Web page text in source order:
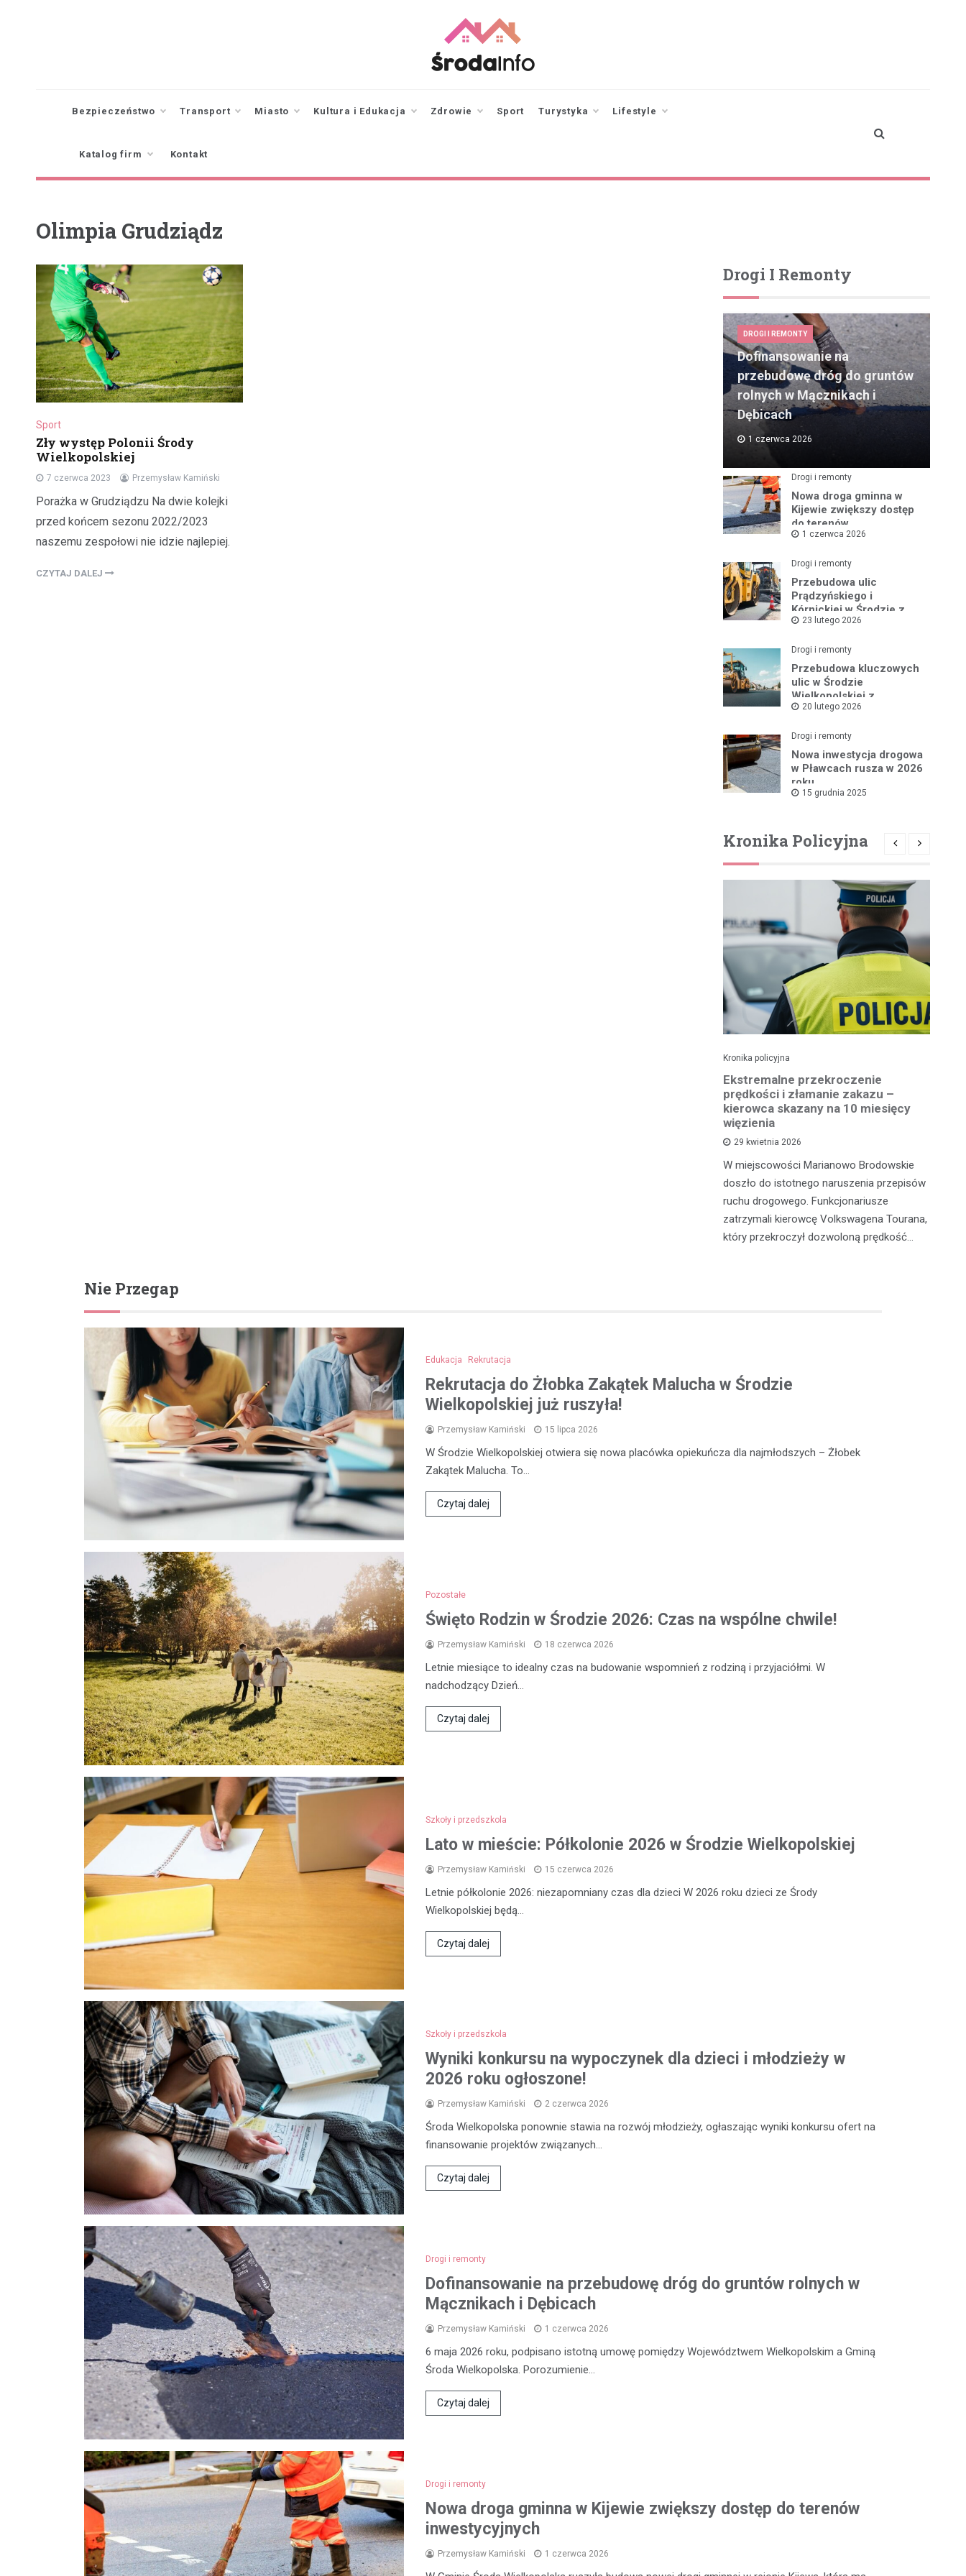
Wielkopolskiej
Bezpieczeństwo Transport Miasto Kultura i Edukacja Zdrowie Sport Turystyka Lifestyle
Katalog firm Kontakt
Olimpia Grudziądz
Sport
Zły występ Polonii Środy
Wielkopolskiej
7 czerwca 2023 Przemysław Kamiński
Porażka w Grudziądzu Na dwie kolejki
przed końcem sezonu 2022/2023
naszemu zespołowi nie idzie najlepiej.
CZYTAJ DALEJ
Drogi I Remonty
DROGI I REMONTY
Dofinansowanie na
przebudowę dróg do gruntów
rolnych w Mącznikach i
Dębicach
1 czerwca 2026
Drogi i remonty
Nowa droga gminna w
Kijewie zwiększy dostęp
do terenów
inwestycyjnych
1 czerwca 2026
Drogi i remonty
Przebudowa ulic
Prądzyńskiego i
Kórnickiej w Środzie z
rządowym wsparciem
23 lutego 2026
Drogi i remonty
Przebudowa kluczowych
ulic w Środzie
Wielkopolskiej z
rządowym wsparciem
20 lutego 2026
Drogi i remonty
Nowa inwestycja drogowa
w Pławcach rusza w 2026
roku
15 grudnia 2025
Kronika Policyjna
Kronika policyjna
Ekstremalne przekroczenie
prędkości i złamanie zakazu –
kierowca skazany na 10 miesięcy
więzienia
29 kwietnia 2026
W miejscowości Marianowo Brodowskie
doszło do istotnego naruszenia przepisów
ruchu drogowego. Funkcjonariusze
zatrzymali kierowcę Volkswagena Tourana,
który przekroczył dozwoloną prędkość…
Nie Przegap
Edukacja Rekrutacja
Rekrutacja do Żłobka Zakątek Malucha w Środzie
Wielkopolskiej już ruszyła!
Przemysław Kamiński 15 lipca 2026
W Środzie Wielkopolskiej otwiera się nowa placówka opiekuńcza dla najmłodszych – Żłobek
Zakątek Malucha. To…
Czytaj dalej
Pozostałe
Święto Rodzin w Środzie 2026: Czas na wspólne chwile!
Przemysław Kamiński 18 czerwca 2026
Letnie miesiące to idealny czas na budowanie wspomnień z rodziną i przyjaciółmi. W
nadchodzący Dzień…
Czytaj dalej
Szkoły i przedszkola
Lato w mieście: Półkolonie 2026 w Środzie Wielkopolskiej
Przemysław Kamiński 15 czerwca 2026
Letnie półkolonie 2026: niezapomniany czas dla dzieci W 2026 roku dzieci ze Środy
Wielkopolskiej będą…
Czytaj dalej
Szkoły i przedszkola
Wyniki konkursu na wypoczynek dla dzieci i młodzieży w
2026 roku ogłoszone!
Przemysław Kamiński 2 czerwca 2026
Środa Wielkopolska ponownie stawia na rozwój młodzieży, ogłaszając wyniki konkursu ofert na
finansowanie projektów związanych…
Czytaj dalej
Drogi i remonty
Dofinansowanie na przebudowę dróg do gruntów rolnych w
Mącznikach i Dębicach
Przemysław Kamiński 1 czerwca 2026
6 maja 2026 roku, podpisano istotną umowę pomiędzy Województwem Wielkopolskim a Gminą
Środa Wielkopolska. Porozumienie…
Czytaj dalej
Drogi i remonty
Nowa droga gminna w Kijewie zwiększy dostęp do terenów
inwestycyjnych
Przemysław Kamiński 1 czerwca 2026